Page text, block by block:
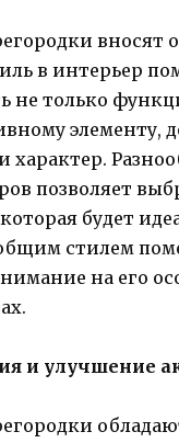
вносят
в интерьер
не только
элементу,
характер.
позволяет
будет
общим стилем
на его
и улучшение